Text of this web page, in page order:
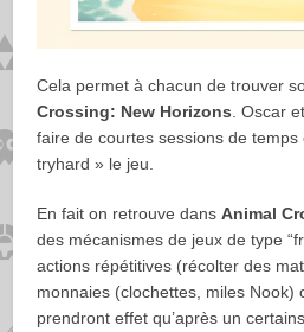
Cela permet à chacun de trouver
Crossing: New Horizons . Oscar
faire de courtes sessions de
tryhard » le jeu.
En fait on retrouve dansAnimal
des mécanismes de jeux de type
actions répétitives (récolter des
monnaies (clochettes, miles Nook)
prendront effet qu’après un